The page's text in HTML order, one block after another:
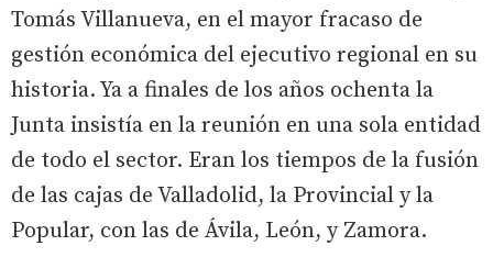
Tomás Villanueva, en el mayor fracaso de
gestión económica del ejecutivo regional en su
historia. Ya a finales de los años ochenta la
Junta insistía en la reunión en una sola entidad
de todo el sector. Eran los tiempos de la fusión
de las cajas de Valladolid, la Provincial y la
Popular, con las de Ávila, León, y Zamora.